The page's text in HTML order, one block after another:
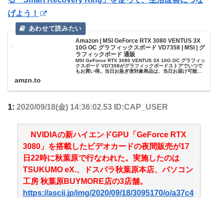
げよう！
Amazon | MSI GeForce RTX 3080 VENTUS 3X
10G OC グラフィックスボード VD7358 | MSI | グ
ラフィックボード 通販
MSI GeForce RTX 3080 VENTUS 3X 10G OC グラフィッ
クスボード VD7358がグラフィックボードストアでいつで
もお買い得。当日お急ぎ便対象商品は、当日お届け可能で
amzn.to
1: 2020/09/18(金) 14:36:02.53 ID:CAP_USER
NVIDIAの新ハイエンドGPU「GeForce RTX
3080」を搭載したビデオカードの夜間販売が17
日22時に秋葉原で行なわれた。実施したのは
TSUKUMO eX.、ドスパラ秋葉原本店、パソコン
工房 秋葉原BUYMORE店の3店舗。
https://ascii.jp/img/2020/09/18/3095170/o/a37c4